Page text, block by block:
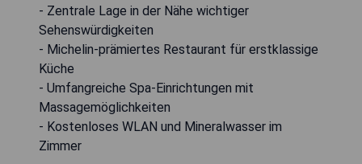
- Zentrale Lage in der Nähe wichtiger
Sehenswürdigkeiten
- Michelin-prämiertes Restaurant für erstklassige
Küche
- Umfangreiche Spa-Einrichtungen mit
Massagemöglichkeiten
- Kostenloses WLAN und Mineralwasser im
Zimmer